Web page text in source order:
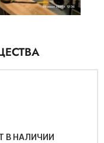
В НАЛИЧИИ